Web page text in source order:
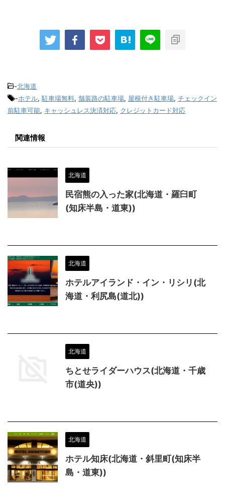
-北海道
-ホテル, 駐車場無料, 舗装路の駐車場, 屋根付き駐車場, チェックイン
前駐車可能, キャッシュレス決済対応, クレジットカード対応
関連情報
北海道
民宿熊の入った家(北海道・羅臼町
(知床半島・道東))
北海道
ホテルアイランド・イン・リシリ(北
海道・利尻島(道北))
北海道
ちとせライダーハウス(北海道・千歳
市(道央))
北海道
ホテル知床(北海道・斜里町(知床半
島・道東))